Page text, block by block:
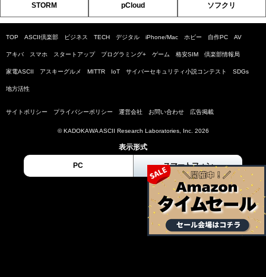
STORM pCloud ソフクリ
TOP ASCII倶楽部 ビジネス TECH デジタル iPhone/Mac ホビー 自作PC AV
アキバ スマホ スタートアップ プログラミング+ ゲーム 格安SIM 倶楽部情報局
家電ASCII アスキーグルメ MITTR IoT サイバーセキュリティ小説コンテスト SDGs
地方活性
サイトポリシー プライバシーポリシー 運営会社 お問い合わせ 広告掲載
© KADOKAWA ASCII Research Laboratories, Inc. 2026
表示形式
PC スマートフォン